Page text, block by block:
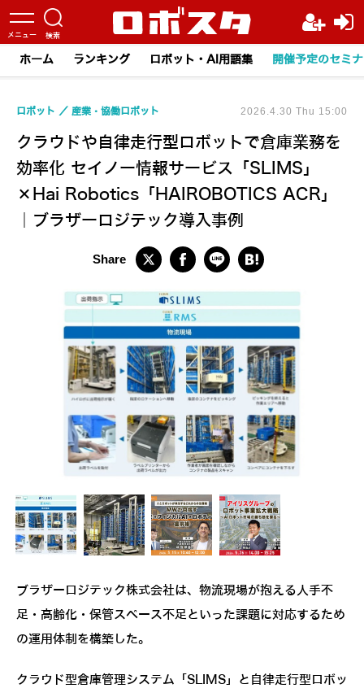
ホーム ランキング ロボット・AI用語集 開催予定のセミ
クラウドや自律走行型ロボットで倉庫業務を
効率化 セイノー情報サービス「SLIMS」
×Hai Robotics「HAIROBOTICS ACR」
｜ブラザーロジテック導入事例
ロボット 産業・協働ロボット 2026.4.30 Thu 15:00
ブラザーロジテック株式会社は、物流現場が抱える人手不
足・高齢化・保管スペース不足といった課題に対応するため
の運用体制を構築した。
クラウド型倉庫管理システム「SLIMS」と自律走行型ロボッ